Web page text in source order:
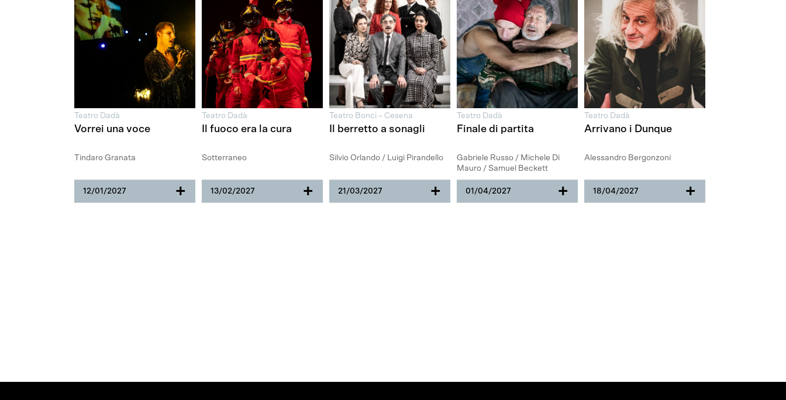
Teatro Dadà
Vorrei una voce
Tindaro Granata
12/01/2027 +
Teatro Dadà
Il fuoco era la cura
Sotterraneo
13/02/2027 +
Teatro Bonci – Cesena
Il berretto a sonagli
Silvio Orlando / Luigi Pirandello
21/03/2027 +
Teatro Dadà
Finale di partita
Gabriele Russo / Michele Di
Mauro / Samuel Beckett
01/04/2027 +
Teatro Dadà
Arrivano i Dunque
Alessandro Bergonzoni
18/04/2027 +